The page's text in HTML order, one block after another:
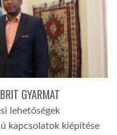
GYARMAT
lehetőségek
kapcsolatok kiépítése